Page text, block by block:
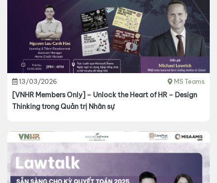
13/03/2026 MS Teams
[VNHR Members Only] – Unlock the Heart of HR – Design
Thinking trong Quản trị Nhân sự